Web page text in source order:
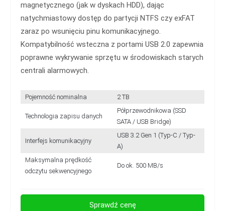
magnetycznego (jak w dyskach HDD), dając
natychmiastowy dostęp do partycji NTFS czy exFAT
zaraz po wsunięciu pinu komunikacyjnego.
Kompatybilność wsteczna z portami USB 2.0 zapewnia
poprawne wykrywanie sprzętu w środowiskach starych
centrali alarmowych.
Pojemność nominalna 2 TB
Technologia zapisu danych
Półprzewodnikowa (SSD
SATA / USB Bridge)
Interfejs komunikacyjny
USB 3.2 Gen 1 (Typ-C / Typ-
A)
Maksymalna prędkość
odczytu sekwencyjnego
Do ok. 500 MB/s
Sprawdź cenę